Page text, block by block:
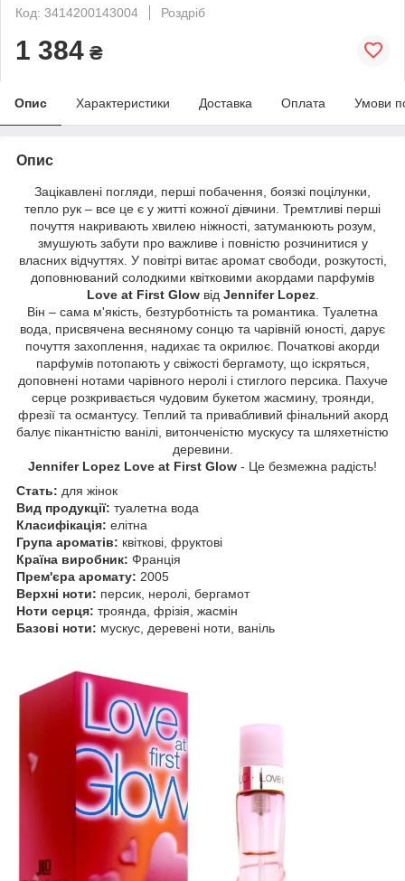
Код: 3414200143004
Роздріб
1 384 ₴
Опис Характеристики Доставка Оплата Умови
Опис
Зацікавлені погляди, перші побачення, боязкі поцілунки,
тепло рук – все це є у житті кожної дівчини. Тремтливі перші
почуття накривають хвилею ніжності, затуманюють розум,
змушують забути про важливе і повністю розчинитися у
власних відчуттях. У повітрі витає аромат свободи, розкутості,
доповнюваний солодкими квітковими акордами парфумів
Love at First Glow від Jennifer Lopez.
Він – сама м'якість, безтурботність та романтика. Туалетна
вода, присвячена весняному сонцю та чарівній юності, дарує
почуття захоплення, надихає та окрилює. Початкові акорди
парфумів потопають у свіжості бергамоту, що іскряться,
доповнені нотами чарівного неролі і стиглого персика. Пахуче
серце розкривається чудовим букетом жасмину, троянди,
фрезії та османтусу. Теплий та привабливий фінальний акорд
балує пікантністю ванілі, витонченістю мускусу та шляхетністю
деревини.
Jennifer Lopez Love at First Glow - Це безмежна радість!
Стать: для жінок
Вид продукції: туалетна вода
Класифікація: елітна
Група ароматів: квіткові, фруктові
Країна виробник: Франція
Прем'єра аромату: 2005
Верхні ноти: персик, неролі, бергамот
Ноти серця: троянда, фрізія, жасмін
Базові ноти: мускус, деревені ноти, ваніль